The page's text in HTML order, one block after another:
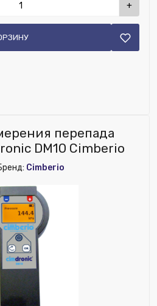
+
перепада
DM10 Cimberio
Cimberio